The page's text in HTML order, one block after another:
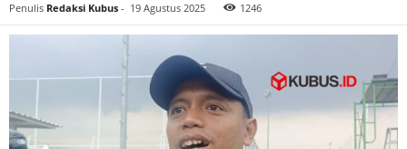
Penulis Redaksi Kubus - 19 Agustus 2025 1246